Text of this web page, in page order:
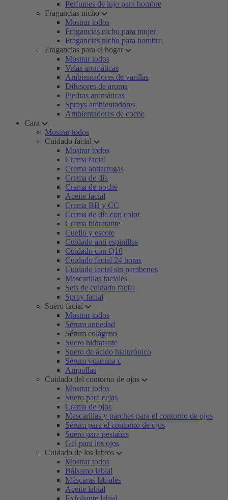
Perfumes de lujo para hombre
Fragancias nicho
Mostrar todos
Fragancias nicho para mujer
Fragancias nicho para hombre
Fragancias para el hogar
Mostrar todos
Velas aromáticas
Ambientadores de varillas
Difusores de aroma
Piedras aromáticas
Sprays ambientadores
Ambientadores de coche
Cara
Mostrar todos
Cuidado facial
Mostrar todos
Crema facial
Crema antiarrugas
Crema de día
Crema de noche
Aceite facial
Crema BB y CC
Crema de día con color
Crema hidratante
Cuello y escote
Cuidado anti espinillas
Cuidado con Q10
Cuidado facial 24 horas
Cuidado facial sin parabenos
Mascarillas faciales
Sets de cuidado facial
Spray facial
Suero facial
Mostrar todos
Sérum antiedad
Sérum colágeno
Suero hidratante
Suero de ácido hialurónico
Sérum vitamina c
Ampollas
Cuidado del contorno de ojos
Mostrar todos
Suero para cejas
Crema de ojos
Mascarillas y parches para el contorno de ojos
Sérum para el contorno de ojos
Suero para pestañas
Gel para los ojos
Cuidado de los labios
Mostrar todos
Bálsamo labial
Máscaras labiales
Aceite labial
Exfoliante labial